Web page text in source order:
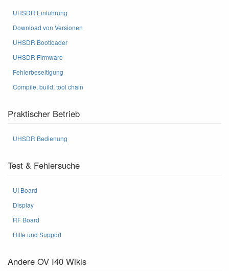
UHSDR Einführung
Download von Versionen
UHSDR Bootloader
UHSDR Firmware
Fehlerbeseitigung
Compile, build, tool chain
Praktischer Betrieb
UHSDR Bedienung
Test & Fehlersuche
UI Board
Display
RF Board
Hilfe und Support
Andere OV I40 Wikis